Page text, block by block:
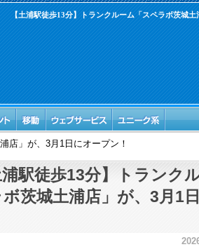
【土浦駅徒歩13分】トランクルーム「スペラボ茨城
店」が、3月1日にオープン！
浦駅徒歩13分】トランク
茨城土浦店」が、3月1